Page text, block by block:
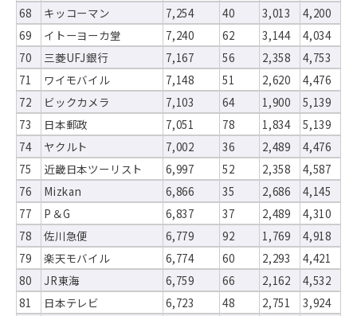
68 キッコーマン 7,254 40 3,013
4,200
69
イトーヨーカ堂 7,240 62 3,144
4,034
70
三菱UFJ銀行 7,167 56 2,358
4,753
71
ワイモバイル 7,148 51 2,620
4,476
72
ビックカメラ 7,103 64 1,900
5,139
73
日本郵政 7,051 78 1,834
5,139
74
ヤクルト 7,002 36 2,489
4,476
75
近畿日本ツーリスト 6,997 52 2,358
4,587
76
Mizkan 6,866 35 2,686
4,145
77
P＆G 6,837 37 2,489
4,310
78
佐川急便 6,779 92 1,769
4,918
79
楽天モバイル 6,774 60 2,293
4,421
80
JR東海 6,759 66 2,162
4,532
81
日本テレビ 6,723 48 2,751
3,924